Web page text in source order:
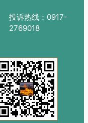
投诉热线：0917-
2769018